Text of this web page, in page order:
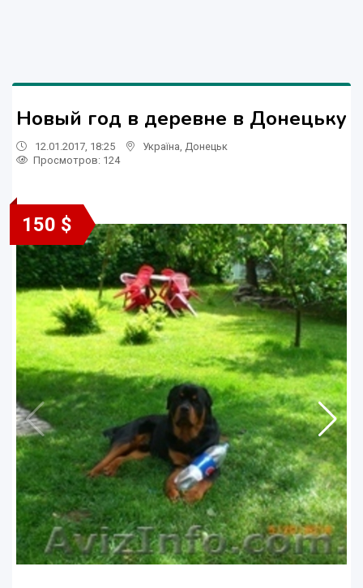
Новый год в деревне в Донецьку
12.01.2017, 18:25 Україна Донецьк
Просмотров: 124
150 $